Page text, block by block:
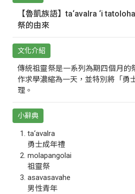
【魯凱族語】ta‘avalra ‘i
祭的由來
文化介紹
傳統祖靈祭是一系列為期四個月的
作求學濃縮為一天，並特別將「勇
理。
小辭典
ta‘avalra
勇士成年禮
molapangolai
祖靈祭
asavasavahe
男性青年